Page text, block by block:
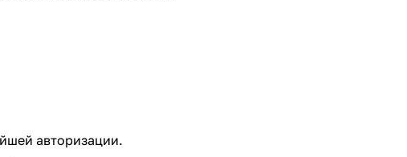
авторизации.